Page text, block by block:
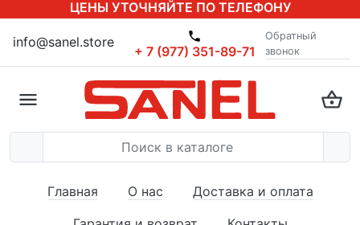
ЦЕНЫ УТОЧНЯЙТЕ ПО ТЕЛЕФОНУ
info@sanel.store
+ 7 (977) 351-89-71
Обратный
звонок
Главная О нас
Доставка и оплата